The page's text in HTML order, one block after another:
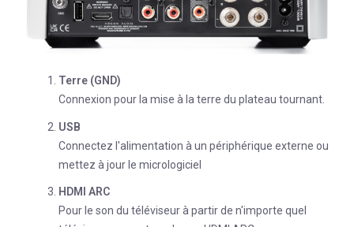
Terre (GND)
Connexion pour la mise à la terre du plateau tournant.
USB
Connectez l'alimentation à un périphérique externe ou
mettez à jour le micrologiciel
H DMI ARC
Pour le son du téléviseur à partir de n'importe quel